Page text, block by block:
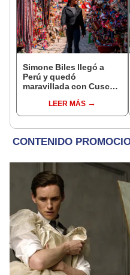
Simone Biles llegó a
Perú y quedó
maravillada con Cusco:
lo hermoso que es este
país"
LEER MÁS